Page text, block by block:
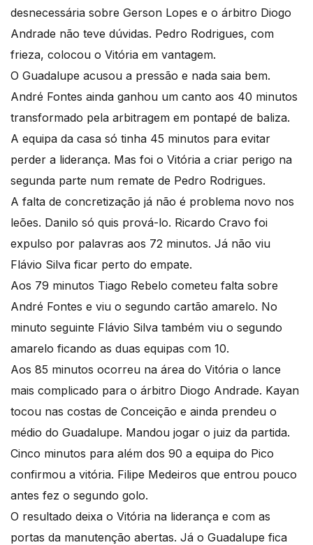
desnecessária sobre Gerson Lopes e o árbitro Diogo
Andrade não teve dúvidas. Pedro Rodrigues, com
frieza, colocou o Vitória em vantagem.
O Guadalupe acusou a pressão e nada saia bem.
André Fontes ainda ganhou um canto aos 40 minutos
transformado pela arbitragem em pontapé de baliza.
A equipa da casa só tinha 45 minutos para evitar
perder a liderança. Mas foi o Vitória a criar perigo na
segunda parte num remate de Pedro Rodrigues.
A falta de concretização já não é problema novo nos
leões. Danilo só quis prová-lo. Ricardo Cravo foi
expulso por palavras aos 72 minutos. Já não viu
Flávio Silva ficar perto do empate.
Aos 79 minutos Tiago Rebelo cometeu falta sobre
André Fontes e viu o segundo cartão amarelo. No
minuto seguinte Flávio Silva também viu o segundo
amarelo ficando as duas equipas com 10.
Aos 85 minutos ocorreu na área do Vitória o lance
mais complicado para o árbitro Diogo Andrade. Kayan
tocou nas costas de Conceição e ainda prendeu o
médio do Guadalupe. Mandou jogar o juiz da partida.
Cinco minutos para além dos 90 a equipa do Pico
confirmou a vitória. Filipe Medeiros que entrou pouco
antes fez o segundo golo.
O resultado deixa o Vitória na liderança e com as
portas da manutenção abertas. Já o Guadalupe fica